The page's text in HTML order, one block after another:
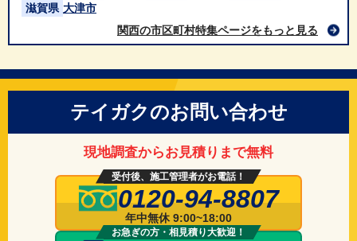
滋賀県 大津市
関西の市区町村特集ページをもっと見る
テイガクのお問い合わせ
現地調査からお見積りまで無料
受付後、施工管理者がお電話！
0120-94-8807
年中無休 9:00~18:00
お急ぎの方・相見積り大歓迎！